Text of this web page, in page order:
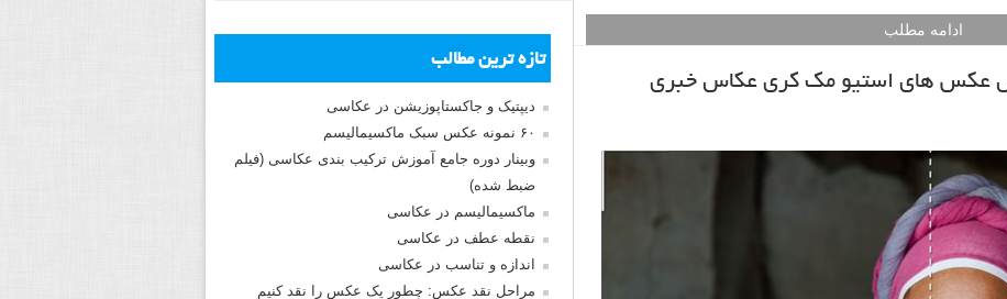
ادامه مطلب
تازه ترین مطالب
دیپتیک و جاکستا‌پوزیشن در عکاسی
۶۰ نمونه عکس سبک ماکسیمالیسم
وبینار دوره جامع آموزش ترکیب بندی عکاسی (فیلم
ضبط شده)
ماکسیمالیسم در عکاسی
نقطه عطف در عکاسی
اندازه و تناسب در عکاسی
مراحل نقد عکس: چطور یک عکس را نقد کنیم